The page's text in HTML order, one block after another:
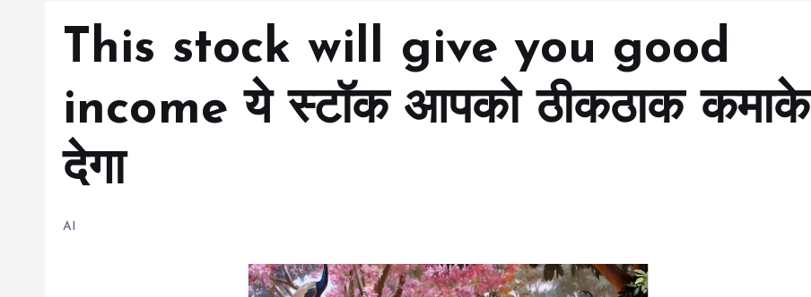
This stock will give you good
income ये स्टॉक आपको ठीकठाक कमाके
देगा
AI